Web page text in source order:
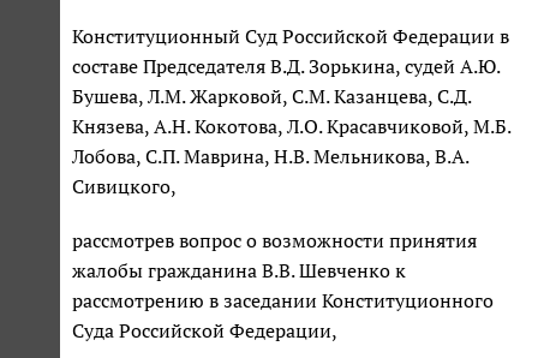
Конституционный Суд Российской Федерации в
составе Председателя В.Д. Зорькина, судей А.Ю.
Бушева, Л.М. Жарковой, С.М. Казанцева, С.Д.
Князева, А.Н. Кокотова, Л.О. Красавчиковой, М.Б.
Лобова, С.П. Маврина, Н.В. Мельникова, В.А.
Сивицкого,
рассмотрев вопрос о возможности принятия
жалобы гражданина В.В. Шевченко к
рассмотрению в заседании Конституционного
Суда Российской Федерации,